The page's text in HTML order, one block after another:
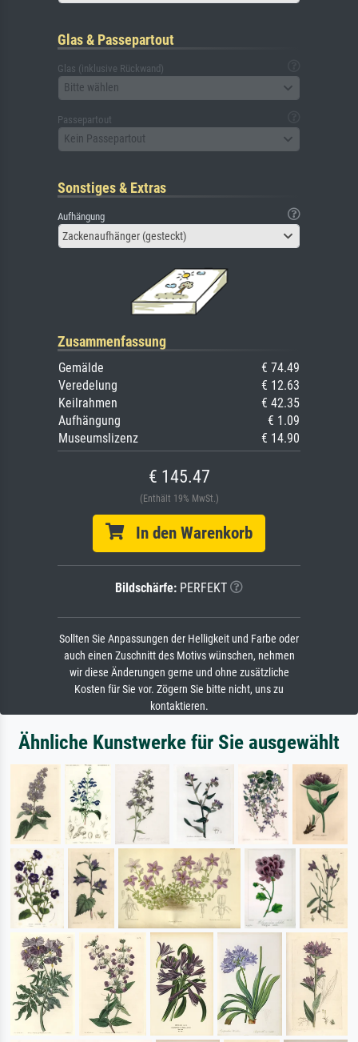
Glas & Passepartout
Glas (inklusive Rückwand)
Bitte wählen
Passepartout
Kein Passepartout
Sonstiges & Extras
Aufhängung
Zackenaufhänger (gesteckt)
Zusammenfassung
Gemälde
€ 74.49
Veredelung
€ 12.63
Keilrahmen
€ 42.35
Aufhängung
€ 1.09
Museumslizenz
€ 14.90
€ 145.47
(Enthält 19% MwSt.)
In den Warenkorb
Bildschärfe: PERFEKT
Sollten Sie Anpassungen der Helligkeit und Farbe oder
auch einen Zuschnitt des Motivs wünschen, nehmen
wir diese Änderungen gerne und ohne zusätzliche
Kosten für Sie vor. Zögern Sie bitte nicht, uns zu
kontaktieren.
Ähnliche Kunstwerke für Sie ausgewählt